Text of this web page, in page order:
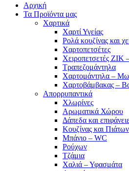
Αρχική
Τα Προϊόντα μας
Χαρτικά
Χαρτί Υγείας
Ρολά κουζίνας και
Χαρτοπετσέτες
Χειροπετσετές
Τραπεζομάντηλα
Χαρτομάντηλα –
Χαρτοβάμβακας –
Απορρυπαντικά
Χλωρίνες
Αρωματικά Χώρου
Δάπεδα και
Κουζίνας και Πιάτων
Μπάνιο – WC
Ρούχων
Τζάμια
Χαλιά – Υφασμάτα